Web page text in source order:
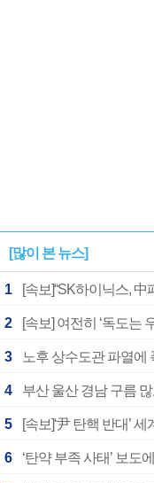
[많이 본 뉴스]
1 [속보]“SK하이닉스,
2
3 노후 상수도관 파열에
4
5 [속보]‘尹 탄핵 반대’
6